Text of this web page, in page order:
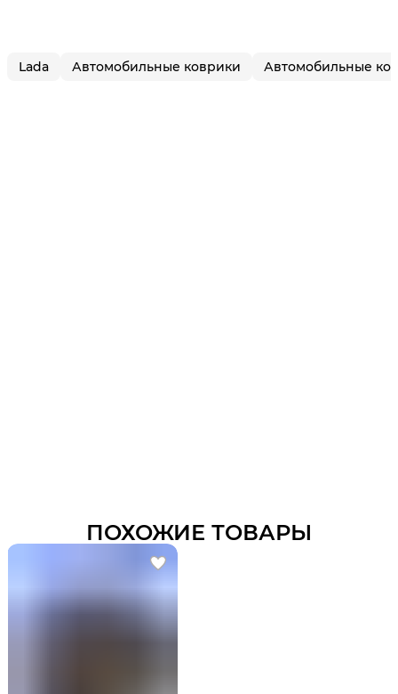
Lada Автомобильные коврики Автомобильные
ПОХОЖИЕ ТОВАРЫ